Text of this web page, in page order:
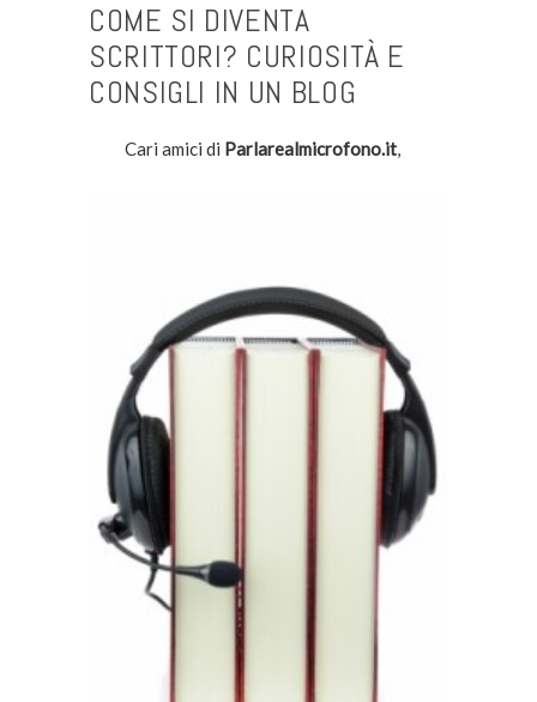
COME SI DIVENTA
SCRITTORI? CURIOSITÀ E
CONSIGLI IN UN BLOG
Cari amici di Parlarealmicrofono.it,